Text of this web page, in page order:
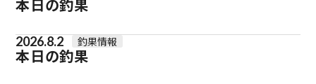
本日の釣果
2026.8.2 釣果情報
本日の釣果